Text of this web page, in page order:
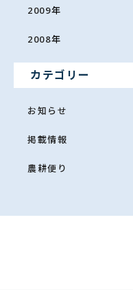
2009年
2008年
カテゴリー
お知らせ
掲載情報
農耕便り